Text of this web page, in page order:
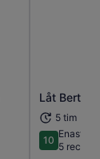
Låt
5 tim
1010 av 10
5